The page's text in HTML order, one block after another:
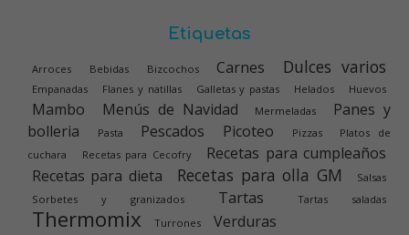
Etiquetas
Arroces Bebidas Bizcochos Carnes Dulces varios
Empanadas Flanes y natillas Galletas y pastas Helados Huevos
Mambo Menús de Navidad Mermeladas
Panes y
bolleria
Pasta Pescados Picoteo Pizzas
Platos de
cuchara
Recetas para Cecofry
Recetas para cumpleaños
Recetas para dieta
Recetas para olla GM
Salsas
Sorbetes y granizados
Tartas Tartas saladas
Thermomix Turrones Verduras